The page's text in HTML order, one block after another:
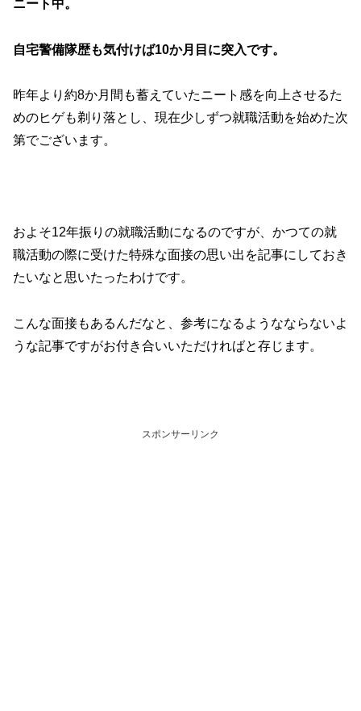
ニート中。
自宅警備隊歴も気付けば10か月目に突入です。
昨年より約8か月間も蓄えていたニート感を向上させるた
めのヒゲも剃り落とし、現在少しずつ就職活動を始めた次
第でございます。
およそ12年振りの就職活動になるのですが、かつての就
職活動の際に受けた特殊な面接の思い出を記事にしておき
たいなと思いたったわけです。
こんな面接もあるんだなと、参考になるようなならないよ
うな記事ですがお付き合いいただければと存じます。
スポンサーリンク